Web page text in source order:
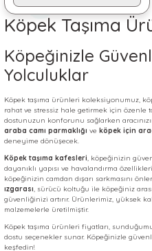
Köpek Taşıma
Köpeğinizle
Yolculuklar
Köpek taşıma ürünleri koleksiyonumuz,
rahat ve stressiz hale getirmek için özenle
dostunuzun konforunu sağlarken
araba camı parmaklığı ve köpek için
deneyime dönüşecek.
Köpek taşıma kafesleri , köpeğinizin
dayanıklı yapısı ve havalandırma
köpeğinizin camdan dışarı sarkmasını
ızgarası , sürücü koltuğu ile köpeğiniz
güvenliğinizi artırır. Ürünlerimiz, yüksek
malzemelerle üretilmiştir.
Köpek taşıma ürünleri fiyatları,
dostu seçenekler sunar. Köpeğinizle
keşfedin!